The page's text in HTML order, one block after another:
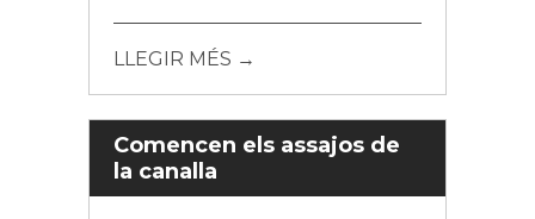
LLEGIR MÉS →
Comencen els assajos de
la canalla